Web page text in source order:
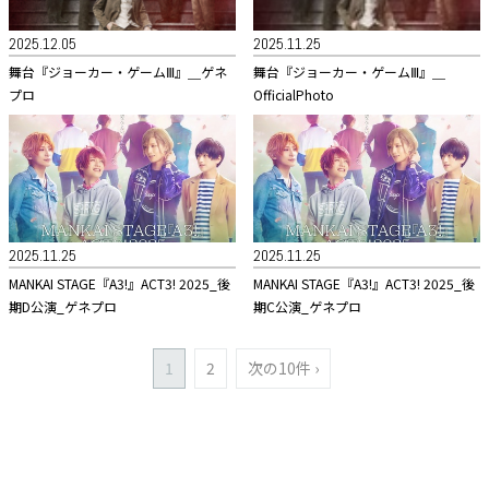
2025.12.05
舞台『ジョーカー・ゲームⅢ』＿ゲネ
プロ
2025.11.25
舞台『ジョーカー・ゲームⅢ』＿
OfficialPhoto
2025.11.25
MANKAI STAGE『A3!』ACT3! 2025_後
期D公演_ゲネプロ
2025.11.25
MANKAI STAGE『A3!』ACT3! 2025_後
期C公演_ゲネプロ
1 2 次の10件 ›